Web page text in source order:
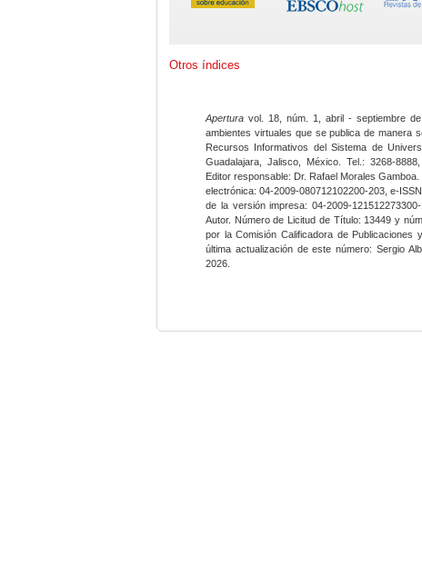
Otros índices
Apertura vol. 18, núm. 1, abril - septiembre
ambientes virtuales que se publica de manera
Recursos Informativos del Sistema de
Guadalajara, Jalisco, México. Tel.: 3268-
Editor responsable: Dr. Rafael Morales
electrónica: 04-2009-080712102200-203, e-
de la versión impresa: 04-2009-
Autor. Número de Licitud de Título: 13449 y
por la Comisión Calificadora de
última actualización de este número: Sergio
2026.